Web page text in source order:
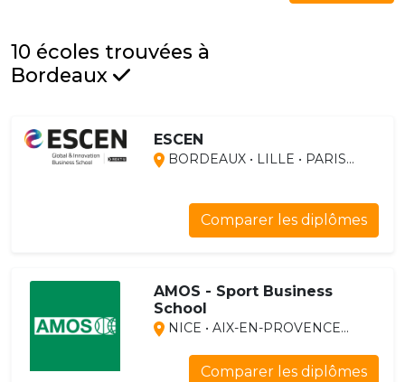
10 écoles trouvées à
Bordeaux
ESCEN
BORDEAUX • LILLE • PARIS...
Comparer les diplômes
AMOS - Sport Business
School
NICE • AIX-EN-PROVENCE...
Comparer les diplômes